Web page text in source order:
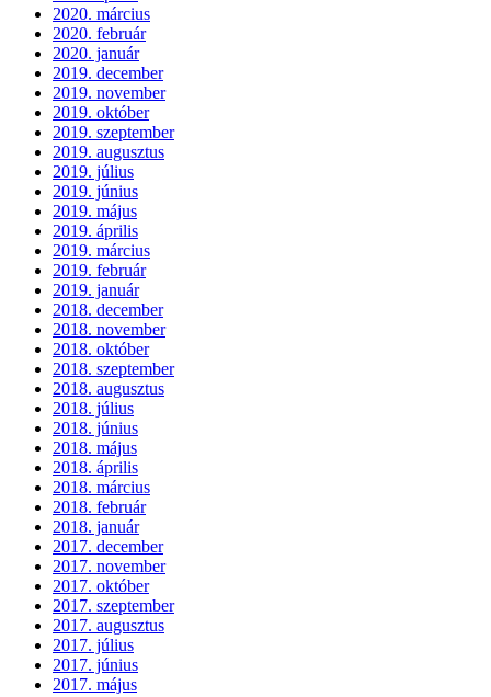
2020. március
2020. február
2020. január
2019. december
2019. november
2019. október
2019. szeptember
2019. augusztus
2019. július
2019. június
2019. május
2019. április
2019. március
2019. február
2019. január
2018. december
2018. november
2018. október
2018. szeptember
2018. augusztus
2018. július
2018. június
2018. május
2018. április
2018. március
2018. február
2018. január
2017. december
2017. november
2017. október
2017. szeptember
2017. augusztus
2017. július
2017. június
2017. május